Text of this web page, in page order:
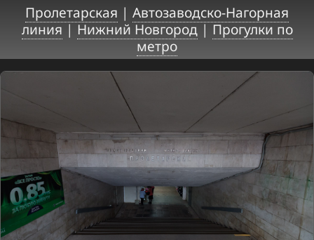
Пролетарская | Автозаводско-Нагорная
линия|Нижний Новгород|Прогулки по
метро